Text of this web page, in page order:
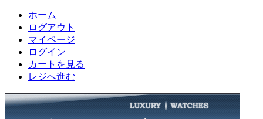
ホーム
ログアウト
マイページ
ログイン
カートを見る
レジへ進む